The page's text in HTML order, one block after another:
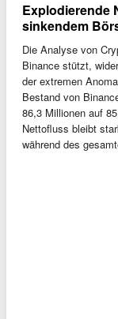
Explodierende
sinkendem
Die Analyse von
Binance stützt,
der extremen
Bestand von
86,3 Millionen auf
Nettofluss bleibt
während des